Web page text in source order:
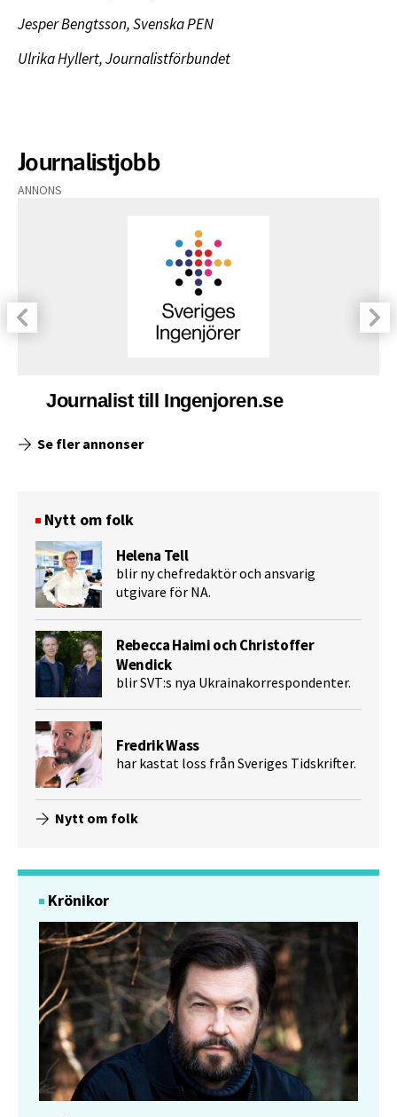
Jesper Bengtsson, Svenska PEN
Ulrika Hyllert, Journalistförbundet
Journalistjobb
ANNONS
Journalist till Ingenjoren.se
Se fler annonser
Nytt om folk
Helena Tell
blir ny chefredaktör och ansvarig
utgivare för NA.
Rebecca Haimi och Christoffer
Wendick
blir SVT:s nya Ukrainakorrespondenter.
Fredrik Wass
har kastat loss från Sveriges Tidskrifter.
Nytt om folk
Krönikor